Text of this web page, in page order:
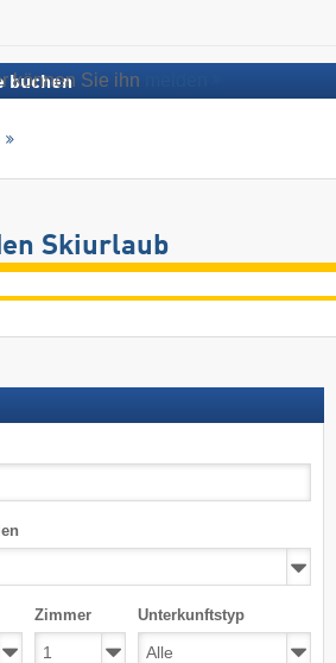
können Sie ihn
buchen
Skiurlaub
Zimmer Unterkunftstyp